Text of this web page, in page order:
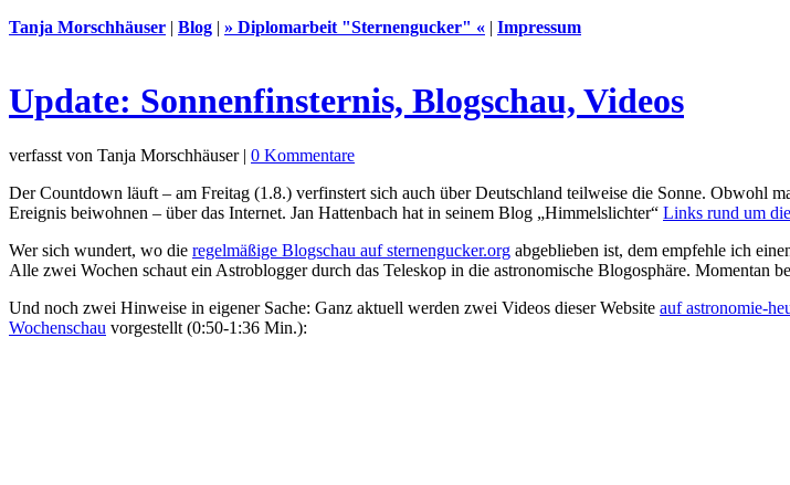
Tanja Morschhäuser | Blog | » Diplomarbeit "Sternengucker" « | Impressum
Update: Sonnenfinsternis, Blogschau, Videos
verfasst von Tanja Morschhäuser | 0 Kommentare
Der Countdown läuft – am Freitag (1.8.) verfinstert sich auch über Deutschland teilweise die Sonne. Obwohl
Ereignis beiwohnen – über das Internet. Jan Hattenbach hat in seinem Blog „Himmelslichter“ Links rund um
Wer sich wundert, wo die regelmäßige Blogschau auf sternengucker.org abgeblieben ist, dem empfehle ich
Alle zwei Wochen schaut ein Astroblogger durch das Teleskop in die astronomische Blogosphäre. Momentan
Und noch zwei Hinweise in eigener Sache: Ganz aktuell werden zwei Videos dieser Website auf astronomie-
Wochenschau vorgestellt (0:50-1:36 Min.):